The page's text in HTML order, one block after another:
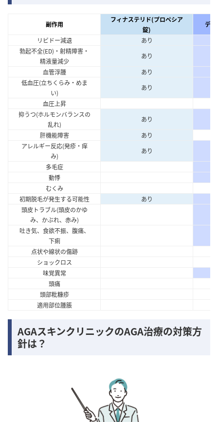
副作用
フィナステリド(プロペシア
錠)
デ
リビドー減退
あり
勃起不全(ED)・射精障害・
精液量減少
あり
血管浮腫
あり
低血圧(立ちくらみ・めま
い)
あり
血圧上昇
抑うつ(ホルモンバランスの
乱れ)
あり
肝機能障害
あり
アレルギー反応(発疹・痒
み)
あり
多毛症
動悸
むくみ
初期脱毛が発生する可能性
あり
頭皮トラブル(頭皮のかゆ
み、かぶれ、赤み)
吐き気、食欲不振、腹痛、
下痢
点状や線状の傷跡
ショックロス
味覚異常
頭痛
頭部粃糠疹
適用部位腫脹
AGAスキンクリニックのAGA治療の対策方
針は？